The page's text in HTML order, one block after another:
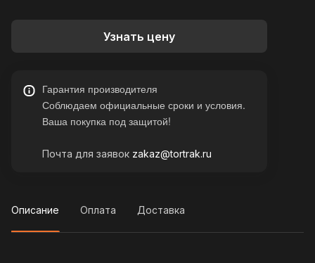
Узнать цену
Гарантия производителя
Соблюдаем официальные сроки и условия.
Ваша покупка под защитой!
Почта для заявок zakaz@tortrak.ru
Описание Оплата Доставка